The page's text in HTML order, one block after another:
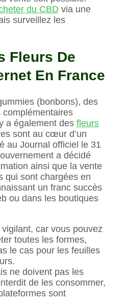
du CBD via une
surveillez les
Fleurs De
En France
(bonbons), des
complémentaires
a également des fleurs
sont au cœur d’un
au Journal officiel le 31
a décidé
ainsi que la vente
qui sont chargées en
un franc succès
ou dans les boutiques
car vous pouvez
toutes les formes,
le cas pour les feuilles
ne doivent pas les
de les consommer,
sont